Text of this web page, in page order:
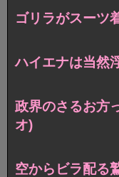
ゴリラがスー
ハイエナは当然
政界のさるお方
オ)
空からビラ配る